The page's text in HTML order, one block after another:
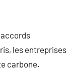
les entreprises
carbone.